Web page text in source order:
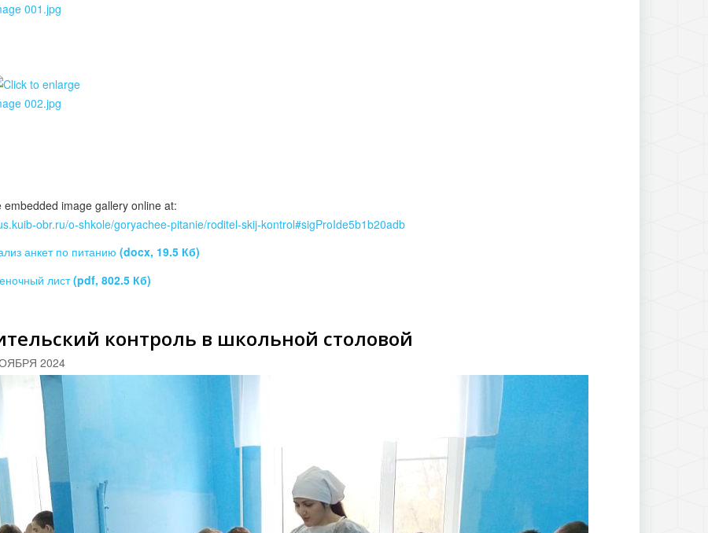
embedded image gallery online at:
obr.ru/o-shkole/goryachee-pitanie/roditel-skij-kontrol#sigProIde5b1b20adb
анкет по питанию (docx, 19.5 Кб)
лист(pdf, 802.5 Кб)
контроль в школьной столовой
2024